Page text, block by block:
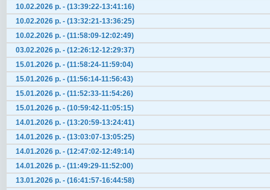
10.02.2026 р. - (13:39:22-13:41:16)
10.02.2026 р. - (13:32:21-13:36:25)
10.02.2026 р. - (11:58:09-12:02:49)
03.02.2026 р. - (12:26:12-12:29:37)
15.01.2026 р. - (11:58:24-11:59:04)
15.01.2026 р. - (11:56:14-11:56:43)
15.01.2026 р. - (11:52:33-11:54:26)
15.01.2026 р. - (10:59:42-11:05:15)
14.01.2026 р. - (13:20:59-13:24:41)
14.01.2026 р. - (13:03:07-13:05:25)
14.01.2026 р. - (12:47:02-12:49:14)
14.01.2026 р. - (11:49:29-11:52:00)
13.01.2026 р. - (16:41:57-16:44:58)